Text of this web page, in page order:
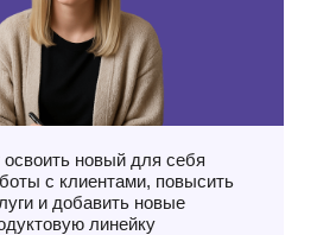
освоить новый для себя
с клиентами, повысить
и добавить новые
линейку